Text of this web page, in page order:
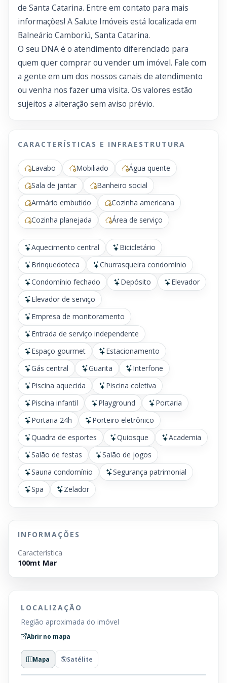
de Santa Catarina. Entre em contato para mais
informações! A Salute Imóveis está localizada em
Balneário Camboriú, Santa Catarina.
O seu DNA é o atendimento diferenciado para
quem quer comprar ou vender um imóvel. Fale com
a gente em um dos nossos canais de atendimento
ou venha nos fazer uma visita. Os valores estão
sujeitos a alteração sem aviso prévio.
CARACTERÍSTICAS E INFRAESTRUTURA
Lavabo Mobiliado
Água quente
Sala de jantar
Banheiro social
Armário embutido
Cozinha americana
Cozinha planejada
Área de serviço
Aquecimento central
Bicicletário
Brinquedoteca
Churrasqueira condomínio
Condomínio fechado
Depósito
Elevador
Elevador de serviço
Empresa de monitoramento
Entrada de serviço independente
Espaço gourmet
Estacionamento
Gás central
Guarita
Interfone
Piscina aquecida
Piscina coletiva
Piscina infantil
Playground
Portaria
Portaria 24h
Porteiro eletrônico
Quadra de esportes
Quiosque
Academia
Salão de festas
Salão de jogos
Sauna condomínio
Segurança patrimonial
Spa
Zelador
INFORMAÇÕES
Característica
100mt Mar
LOCALIZAÇÃO
Região aproximada do imóvel
Abrir no mapa
Mapa Satélite